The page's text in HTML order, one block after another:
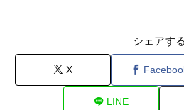
シェアする
X
LINE